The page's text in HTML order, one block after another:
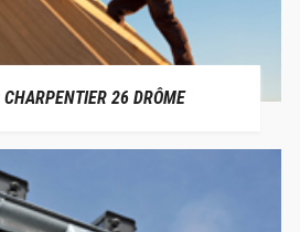
CHARPENTIER 26 DRÔME